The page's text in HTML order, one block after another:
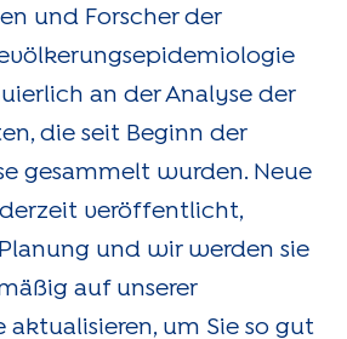
und Forscher der
an der Analyse der
die seit Beginn der
gesammelt wurden. Neue
veröffentlicht,
und wir werden sie
auf unserer
aktualisieren, um Sie so gut